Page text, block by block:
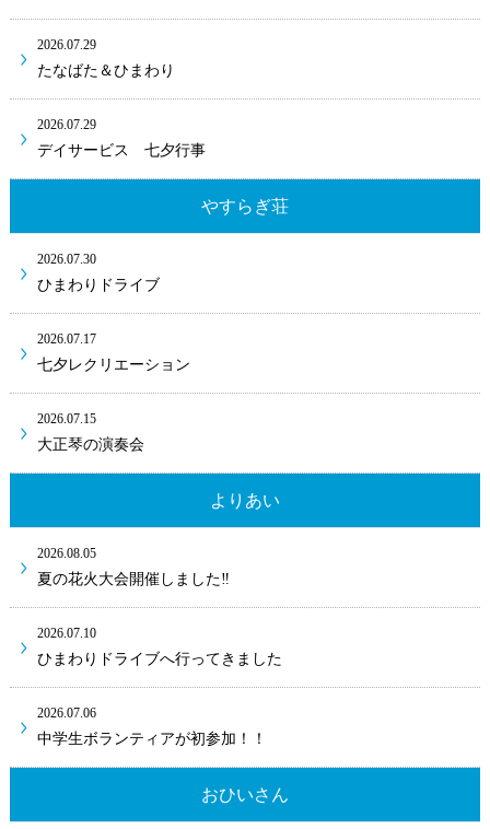
2026.07.29
たなばた＆ひまわり
2026.07.29
デイサービス 七夕行事
やすらぎ荘
2026.07.30
ひまわりドライブ
2026.07.17
七夕レクリエーション
2026.07.15
大正琴の演奏会
よりあい
2026.08.05
夏の花火大会開催しました‼
2026.07.10
ひまわりドライブへ行ってきました
2026.07.06
中学生ボランティアが初参加！！
おひいさん